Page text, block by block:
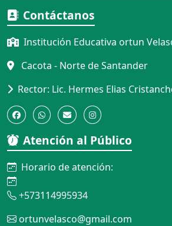
Contáctanos
Institución Educativa ortun
Cacota - Norte de Santander
Rector: Lic. Hermes Elias
Atención al Público
Horario de atención:
+573114995934
ortunvelasco@gmail.com